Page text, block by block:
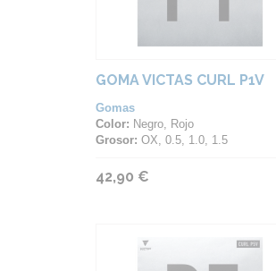
GOMA VICTAS CURL P1V
Gomas
Color: Negro, Rojo
Grosor: OX, 0.5, 1.0, 1.5
42,90 €